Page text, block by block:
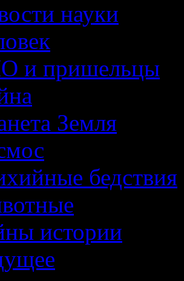
науки
и пришельцы
Земля
бедствия
истории